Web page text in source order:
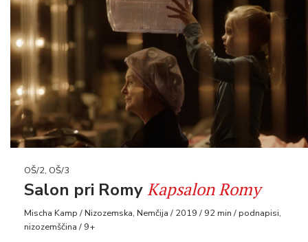
OŠ/2, OŠ/3
Salon pri RomyKapsalon Romy
Mischa Kamp / Nizozemska, Nemčija / 2019 / 92 min / podnapisi,
nizozemščina / 9+